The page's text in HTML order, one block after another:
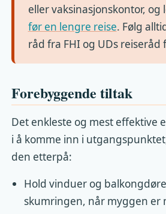
eller vaksinasjonskontor, og
før en lengre reise. Følg
råd fra FHI og UDs reiseråd
Forebyggende tiltak
Det enkleste og mest effektive
i å komme inn i
den etterpå:
Hold vinduer og
skumringen, når myggen er